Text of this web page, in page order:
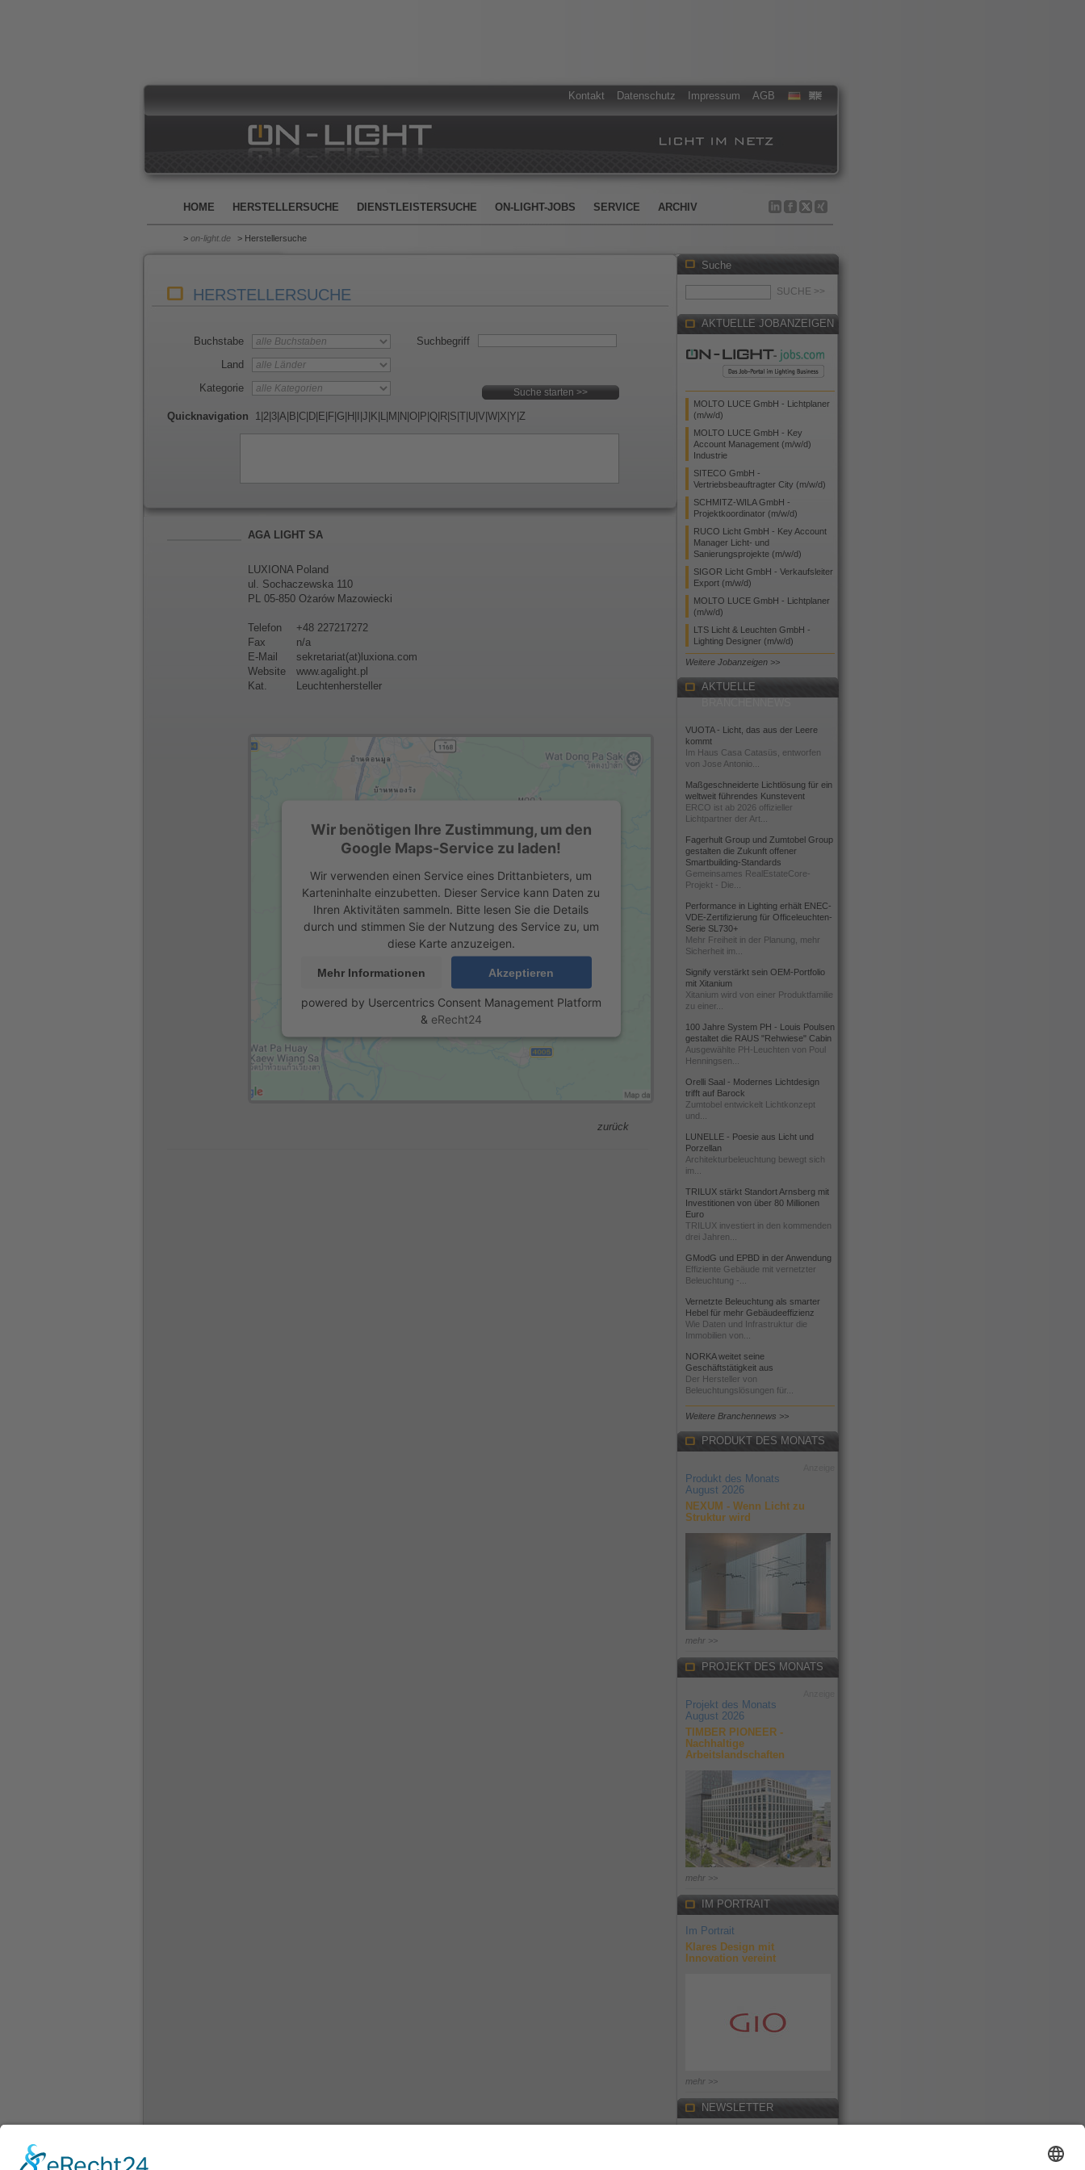
Kontakt Datenschutz Impressum AGB
HOME HERSTELLERSUCHE DIENSTLEISTERSUCHE ON-LIGHT-JOBS SERVICE ARCHIV
> on-light.de > Herstellersuche
HERSTELLERSUCHE
Buchstabe
Land
Kategorie
Suchbegriff
Quicknavigation 1 2 3 A B C D E F G H J K L M N O P Q R S T U V W X Y Z
AGA LIGHT SA
LUXIONA Poland
ul. Sochaczewska 110
PL 05-850 Ożarów Mazowiecki
Telefon
+48 227217272
Fax
n/a
E-Mail
sekretariat(at)luxiona.com
Website
www.agalight.pl
Kat.
Leuchtenhersteller
Wir benötigen Ihre Zustimmung, um den
Google Maps-Service zu laden!
Wir verwenden einen Service eines Drittanbieters, um
Karteninhalte einzubetten. Dieser Service kann Daten zu
Ihren Aktivitäten sammeln. Bitte lesen Sie die Details
durch und stimmen Sie der Nutzung des Service zu, um
diese Karte anzuzeigen.
Mehr Informationen Akzeptieren
powered by Usercentrics Consent Management Platform
& eRecht24
zurück
Suche
AKTUELLE JOBANZEIGEN
MOLTO LUCE GmbH - Lichtplaner
(m/w/d)
MOLTO LUCE GmbH - Key
Account Management (m/w/d)
Industrie
SITECO GmbH -
Vertriebsbeauftragter City (m/w/d)
SCHMITZ-WILA GmbH -
Projektkoordinator (m/w/d)
RUCO Licht GmbH - Key Account
Manager Licht- und
Sanierungsprojekte (m/w/d)
SIGOR Licht GmbH - Verkaufsleiter
Export (m/w/d)
MOLTO LUCE GmbH - Lichtplaner
(m/w/d)
LTS Licht & Leuchten GmbH -
Lighting Designer (m/w/d)
Weitere Jobanzeigen >>
AKTUELLE
VUOTA - Licht, das aus der Leere
kommt
Im Haus Casa Catasüs, entworfen
von Jose Antonio...
Maßgeschneiderte Lichtlösung für ein
weltweit führendes Kunstevent
ERCO ist ab 2026 offizieller
Lichtpartner der Art...
Fagerhult Group und Zumtobel Group
gestalten die Zukunft offener
Smartbuilding-Standards
Gemeinsames RealEstateCore-
Projekt - Die...
Performance in Lighting erhält ENEC-
VDE-Zertifizierung für Officeleuchten-
Serie SL730+
Mehr Freiheit in der Planung, mehr
Sicherheit im...
Signify verstärkt sein OEM-Portfolio
mit Xitanium
Xitanium wird von einer Produktfamilie
zu einer...
100 Jahre System PH - Louis Poulsen
gestaltet die RAUS "Rehwiese" Cabin
Ausgewählte PH-Leuchten von Poul
Henningsen...
Orelli Saal - Modernes Lichtdesign
trifft auf Barock
Zumtobel entwickelt Lichtkonzept
und...
LUNELLE - Poesie aus Licht und
Porzellan
Architekturbeleuchtung bewegt sich
im...
TRILUX stärkt Standort Arnsberg mit
Investitionen von über 80 Millionen
Euro
TRILUX investiert in den kommenden
drei Jahren...
GModG und EPBD in der Anwendung
Effiziente Gebäude mit vernetzter
Beleuchtung -...
Vernetzte Beleuchtung als smarter
Hebel für mehr Gebäudeeffizienz
Wie Daten und Infrastruktur die
Immobilien von...
NORKA weitet seine
Geschäftstätigkeit aus
Der Hersteller von
Beleuchtungslösungen für...
Weitere Branchennews >>
PRODUKT DES MONATS
Produkt des Monats
August 2026
NEXUM - Wenn Licht zu
Struktur wird
mehr >>
PROJEKT DES MONATS
Projekt des Monats
August 2026
TIMBER PIONEER -
Nachhaltige
Arbeitslandschaften
mehr >>
IM PORTRAIT
Im Portrait
Klares Design mit
Innovation vereint
mehr >>
NEWSLETTER